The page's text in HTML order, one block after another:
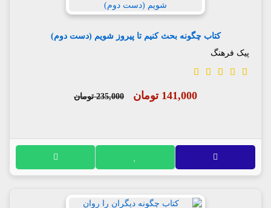
کتاب چگونه بحث کنیم تا پیروز شویم (دست دوم)
پیک فرهنگ
141,000 تومان 235,000 تومان